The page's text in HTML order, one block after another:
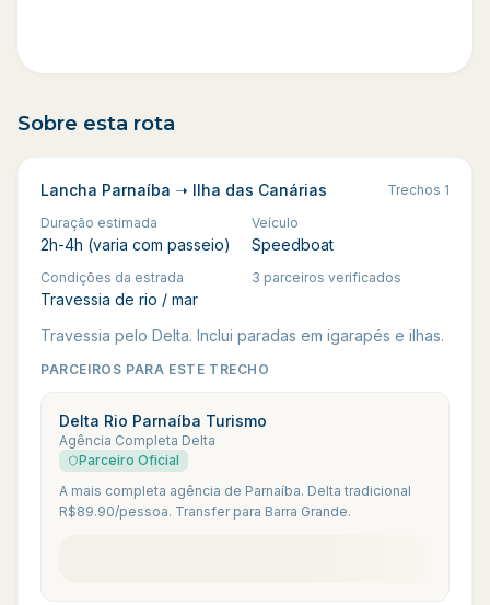
Sobre esta rota
Lancha Parnaíba ➝ Ilha das Canárias Trechos 1
Duração estimada
2h-4h (varia com passeio)
Veículo
Speedboat
Condições da estrada
Travessia de rio / mar
3 parceiros verificados
Travessia pelo Delta. Inclui paradas em igarapés e ilhas.
PARCEIROS PARA ESTE TRECHO
Delta Rio Parnaíba Turismo
Agência Completa Delta
Parceiro Oficial
A mais completa agência de Parnaíba. Delta tradicional
R$89.90/pessoa. Transfer para Barra Grande.